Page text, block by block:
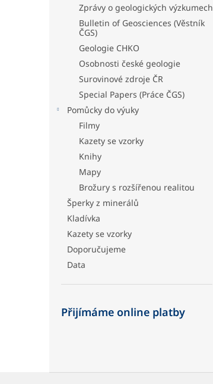
Zprávy o geologických výzkumech
Bulletin of Geosciences (Věstník
ČGS)
Geologie CHKO
Osobnosti české geologie
Surovinové zdroje ČR
Special Papers (Práce ČGS)
Pomůcky do výuky
Filmy
Kazety se vzorky
Knihy
Mapy
Brožury s rozšířenou realitou
Šperky z minerálů
Kladívka
Kazety se vzorky
Doporučujeme
Data
Přijímáme online platby